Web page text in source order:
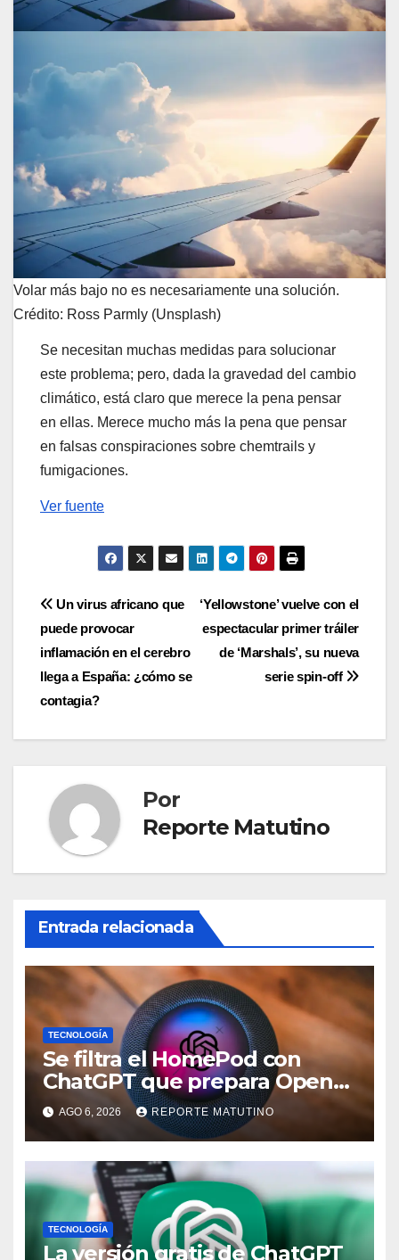
Volar más bajo no es necesariamente una solución.
Crédito: Ross Parmly (Unsplash)
Se necesitan muchas medidas para solucionar
este problema; pero, dada la gravedad del cambio
climático, está claro que merece la pena pensar
en ellas. Merece mucho más la pena que pensar
en falsas conspiraciones sobre chemtrails y
fumigaciones.
Ver fuente
Navegación
de
entradas
‘Yellowstone’ vuelve con el
espectacular primer tráiler
de ‘Marshals’, su nueva
serie spin-off
Un virus africano que
puede provocar
inflamación en el cerebro
llega a España: ¿cómo se
contagia?
Por
Reporte Matutino
Entrada relacionada
TECNOLOGÍA
Se filtra el HomePod con
ChatGPT que prepara OpenAI
y su diseño es una locura
AGO 6, 2026 REPORTE MATUTINO
TECNOLOGÍA
La versión gratis de ChatGPT